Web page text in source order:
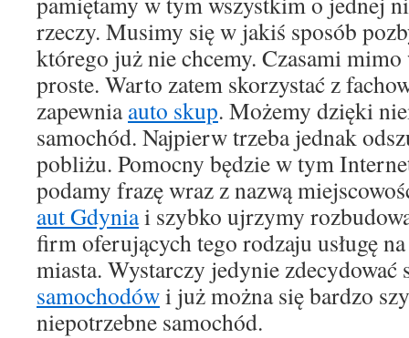
rzeczy. Musimy się w jakiś sposób
którego już nie chcemy. Czasami
proste. Warto zatem skorzystać z
zapewniaauto skup. Możemy dzięki
samochód. Najpierw trzeba jednak
pobliżu. Pomocny będzie w tym
podamy frazę wraz z nazwą
aut Gdyniai szybko ujrzymy
firm oferujących tego rodzaju usługę
miasta. Wystarczy jedynie zdecydować
samochodówi już można się bardzo
niepotrzebne samochód.